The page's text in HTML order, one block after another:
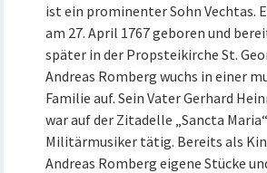
ist ein prominenter Sohn Vechtas.
am 27. April 1767 geboren und
später in der Propsteikirche St.
Andreas Romberg wuchs in einer
Familie auf. Sein Vater Gerhard
war auf der Zitadelle „Sancta
Militärmusiker tätig. Bereits als
Andreas Romberg eigene Stücke